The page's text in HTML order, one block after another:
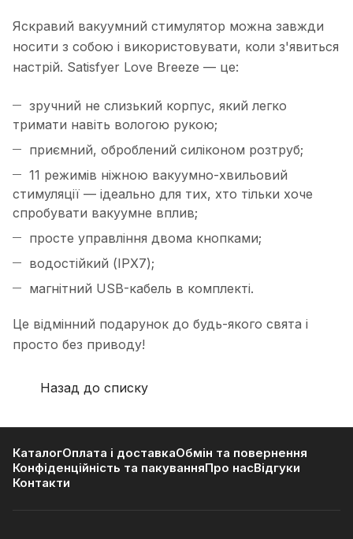
Яскравий вакуумний стимулятор можна завжди
носити з собою і використовувати, коли з'явиться
настрій. Satisfyer Love Breeze — це:
зручний не слизький корпус, який легко
тримати навіть вологою рукою;
приємний, оброблений силіконом розтруб;
11 режимів ніжною вакуумно-хвильовий
стимуляції — ідеально для тих, хто тільки хоче
спробувати вакуумне вплив;
просте управління двома кнопками;
водостійкий (IPX7);
магнітний USB-кабель в комплекті.
Це відмінний подарунок до будь-якого свята і
просто без приводу!
Назад до списку
КаталогОплата і доставкаОбмін та повернення
Конфіденційність та пакуванняПро насВідгуки
Контакти